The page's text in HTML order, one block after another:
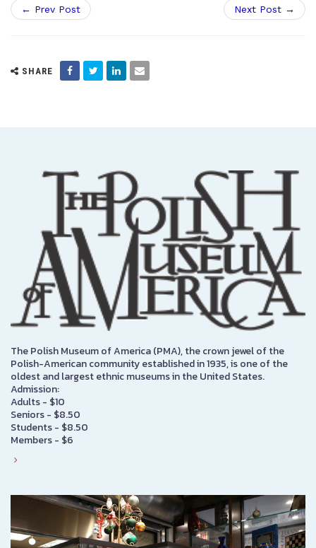
← Prev Post Next Post →
SHARE
The Polish Museum of America (PMA), the crown jewel of the
Polish-American community established in 1935, is one of the
oldest and largest ethnic museums in the United States.
Admission:
Adults - $10
Seniors - $8.50
Students - $8.50
Members - $6